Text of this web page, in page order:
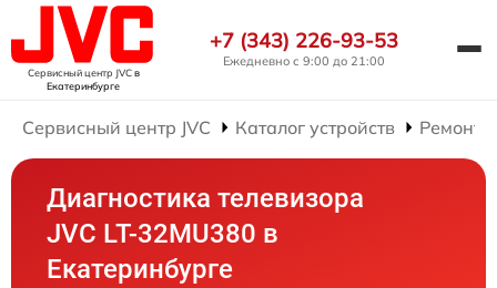
Сервисный центр JVCв
Екатеринбурге
+7 (343) 226-93-53
Ежедневно с 9:00 до 21:00
Сервисный центр JVC Каталог устройств Ремонт
Диагностика телевизора
JVC LT-32MU380 в
Екатеринбурге